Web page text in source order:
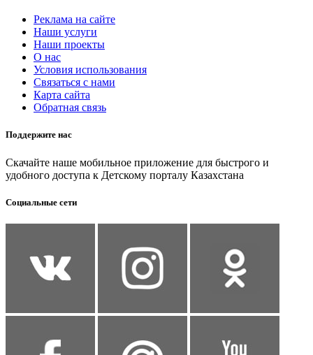
Реклама на сайте
Наши услуги
Наши проекты
О нас
Условия использования
Связаться с нами
Карта сайта
Обратная связь
Поддержите нас
Скачайте наше мобильное приложение для быстрого и
удобного доступа к Детскому порталу Казахстана
Социальные сети